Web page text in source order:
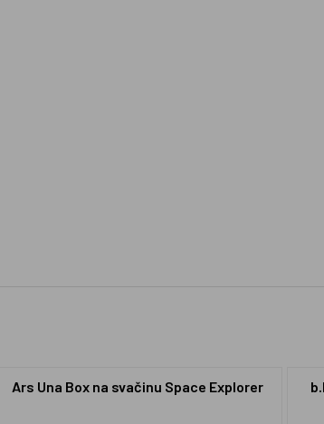
Ars Una Box na svačinu Space Explorer